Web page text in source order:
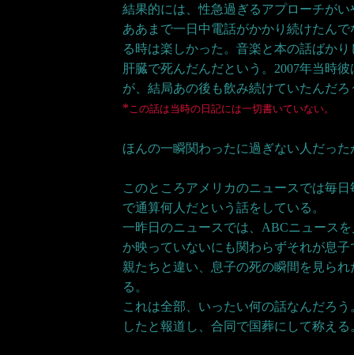
結果的には、性急過ぎるアプローチが
ああまで一日中電話がかかり続けたん
る時は楽しかった。音楽と本の話ばかり
肝臓で死んだんだという。2007年当時
が、結局あの後も飲み続けていたんだろ
*この話は当時の日記には一切書いていない。
ほんの一瞬関わったに過ぎない人だっ
このところアメリカのニュースでは毎
で通算何人だという話をしている。
一昨日のニュースでは、ABCニュース
か映っていないにも関わらずそれが息
親たちと違い、息子の死の瞬間を見ら
る。
これは全部、いったい何の話なんだろ
したと報道し、合同で国葬にして称え